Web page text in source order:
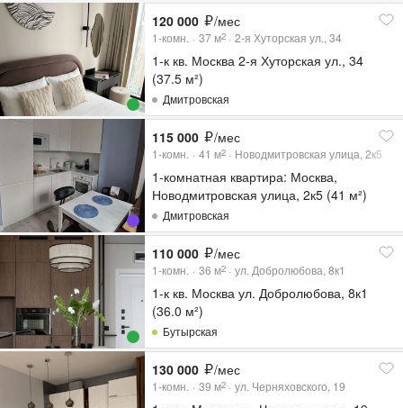
120 000 /мес
1-комн. 37 м2 2-я Хуторская ул., 34
1-к кв. Москва 2-я Хуторская ул., 34
(37.5 м²)
Дмитровская
115 000 /мес
1-комн. 41 м2 Новодмитровская улица, 2к5
1-комнатная квартира: Москва,
Новодмитровская улица, 2к5 (41 м²)
Дмитровская
110 000 /мес
1-комн. 36 м2 ул. Добролюбова, 8к1
1-к кв. Москва ул. Добролюбова, 8к1
(36.0 м²)
Бутырская
130 000 /мес
1-комн. 39 м2 ул. Черняховского, 19